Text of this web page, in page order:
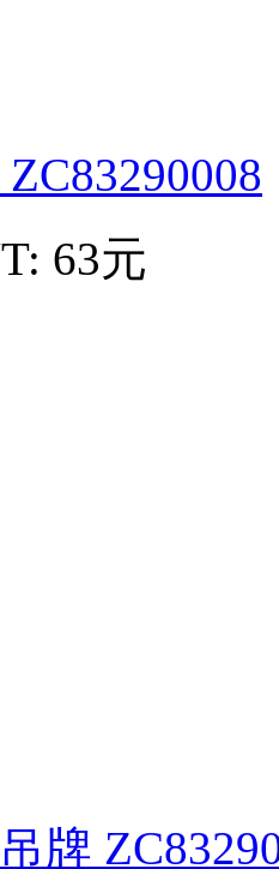
ZC83290008
63元
牌